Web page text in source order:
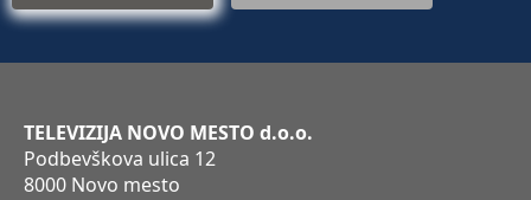
TELEVIZIJA NOVO MESTO d.o.o.
Podbevškova ulica 12
8000 Novo mesto